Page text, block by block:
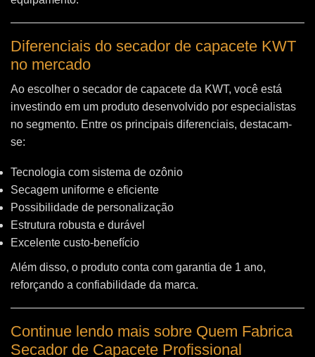
Diferenciais do secador de capacete KWT
no mercado
Ao escolher o secador de capacete da KWT, você está
investindo em um produto desenvolvido por especialistas
no segmento. Entre os principais diferenciais, destacam-
se:
Tecnologia com sistema de ozônio
Secagem uniforme e eficiente
Possibilidade de personalização
Estrutura robusta e durável
Excelente custo-benefício
Além disso, o produto conta com garantia de 1 ano,
reforçando a confiabilidade da marca.
Continue lendo mais sobre Quem Fabrica
Secador de Capacete Profissional